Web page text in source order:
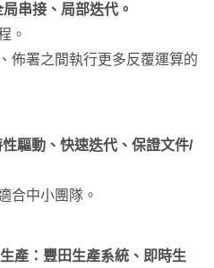
串接、局部迭代。
。
佈署之間執行更多反覆運算的
驅動、快速迭代、保證文件/
合中小團隊。
產：豐田生產系統、即時生